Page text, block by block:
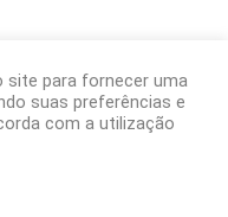
para fornecer uma
suas preferências e
com a utilização